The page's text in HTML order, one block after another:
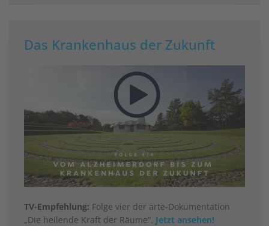
Das Krankenhaus der Zukunft
TV-Empfehlung: Folge vier der arte-Dokumentation
„Die heilende Kraft der Räume“. Jetzt ansehen!